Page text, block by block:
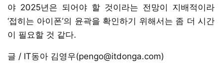
야 2025년은 되어야 할 것이라는 전망이 지배적이라
‘접히는 아이폰’의 윤곽을 확인하기 위해서는 좀 더 시간
이 필요할 것 같다.
글 / IT동아 김영우(pengo@itdonga.com)